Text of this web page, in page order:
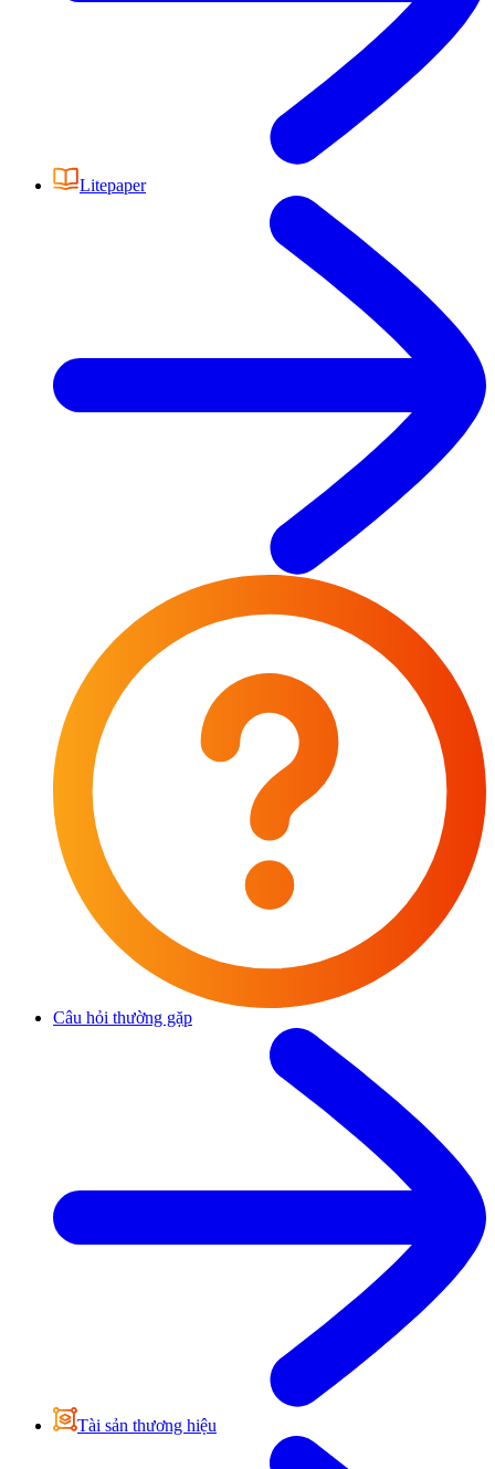
Litepaper
Câu hỏi thường gặp
Tài sản thương hiệu